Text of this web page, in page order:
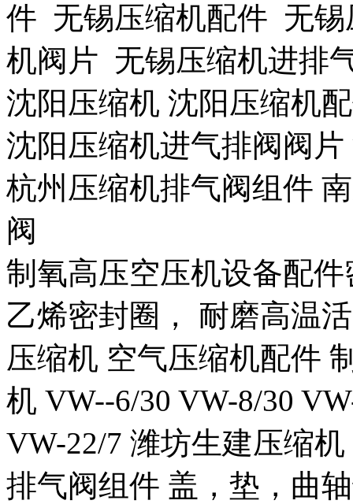
件 无锡压缩机配件 无锡
机阀片 无锡压缩机进排
沈阳压缩机 沈阳压缩机
沈阳压缩机进气排阀阀
杭州压缩机排气阀组件
阀
制氧高压空压机设备配
乙烯密封圈， 耐磨高温
压缩机 空气压缩机配件
机 VW--6/30 VW-8/30
VW-22/7 潍坊生建压缩
排气阀组件 盖，垫，曲